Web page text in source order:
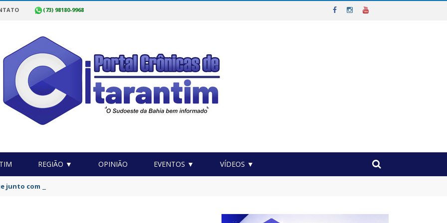
(73) 98180-9968
REGIÃO ▼ OPINIÃO EVENTOS ▼ VÍDEOS ▼
com a Associação acionam a Justiça por acesso à água potável